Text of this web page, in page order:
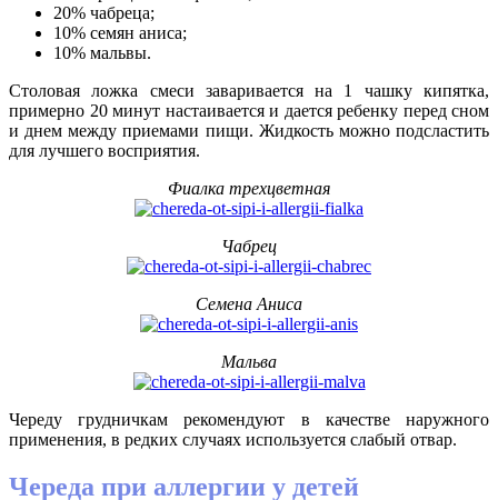
20% чабреца;
10% семян аниса;
10% мальвы.
Столовая ложка смеси заваривается на 1 чашку кипятка,
примерно 20 минут настаивается и дается ребенку перед сном
и днем между приемами пищи. Жидкость можно подсластить
для лучшего восприятия.
Фиалка трехцветная
Чабрец
Семена Аниса
Мальва
Череду грудничкам рекомендуют в качестве наружного
применения, в редких случаях используется слабый отвар.
Череда при аллергии у детей